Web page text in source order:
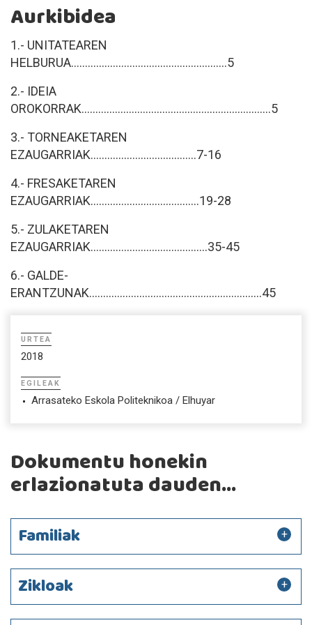
Aurkibidea
1.- UNITATEAREN
HELBURUA........................................................5
2.- IDEIA
OROKORRAK....................................................................5
3.- TORNEAKETAREN
EZAUGARRIAK......................................7-16
4.- FRESAKETAREN
EZAUGARRIAK.......................................19-28
5.- ZULAKETAREN
EZAUGARRIAK..........................................35-45
6.- GALDE-
ERANTZUNAK..............................................................45
URTEA
2018
EGILEAK
Arrasateko Eskola Politeknikoa / Elhuyar
Dokumentu honekin
erlazionatuta dauden...
Familiak
Zikloak